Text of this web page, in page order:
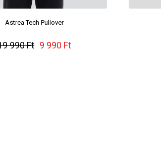
Astrea Tech Pullover
990 Ft 9 990 Ft